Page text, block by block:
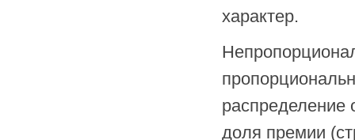
характер.
распределение
доля премии